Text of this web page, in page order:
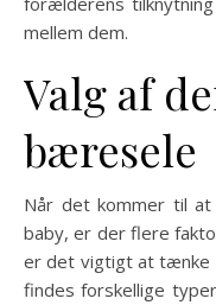
mellem dem.
Valg af
bæresele
Når det kommer til
baby, er der flere
er det vigtigt at tænke
findes forskellige